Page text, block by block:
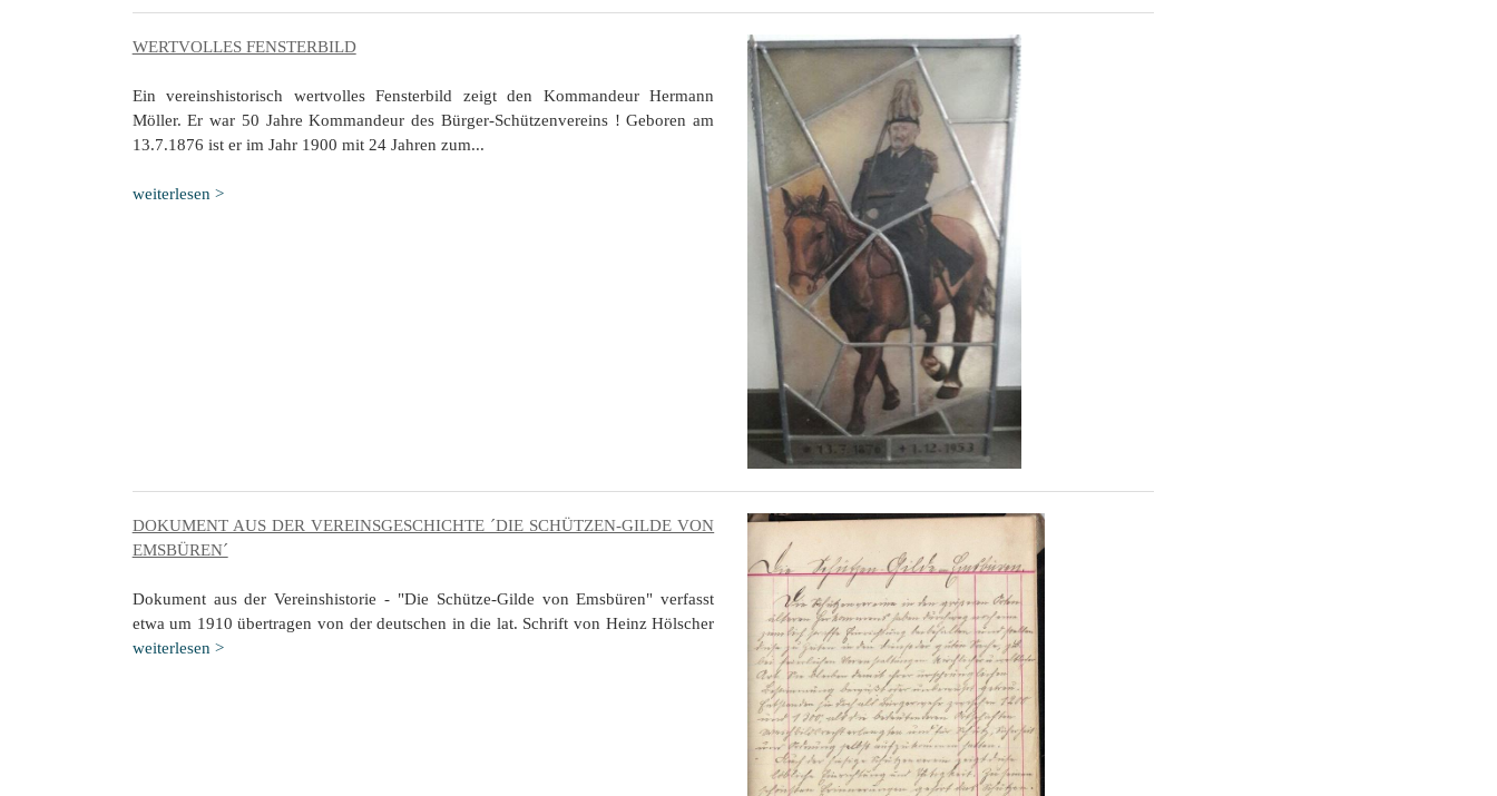
WERTVOLLES FENSTERBILD
Ein vereinshistorisch wertvolles Fensterbild zeigt den Kommandeur Hermann
Möller. Er war 50 Jahre Kommandeur des Bürger-Schützenvereins ! Geboren am
13.7.1876 ist er im Jahr 1900 mit 24 Jahren zum...
weiterlesen >
DOKUMENT AUS DER VEREINSGESCHICHTE ´DIE SCHÜTZEN-GILDE VON
EMSBÜREN´
Dokument aus der Vereinshistorie - "Die Schütze-Gilde von Emsbüren" verfasst
etwa um 1910 übertragen von der deutschen in die lat. Schrift von Heinz Hölscher
weiterlesen >